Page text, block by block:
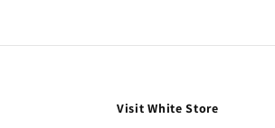
Visit White Store